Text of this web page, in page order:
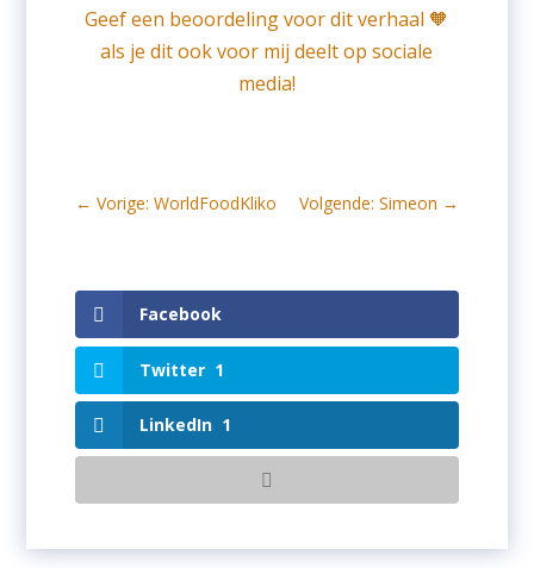
Geef een beoordeling voor dit verhaal 🧡
als je dit ook voor mij deelt op sociale
media!
← Vorige: WorldFoodKliko Volgende: Simeon →
Facebook
Twitter 1
LinkedIn 1